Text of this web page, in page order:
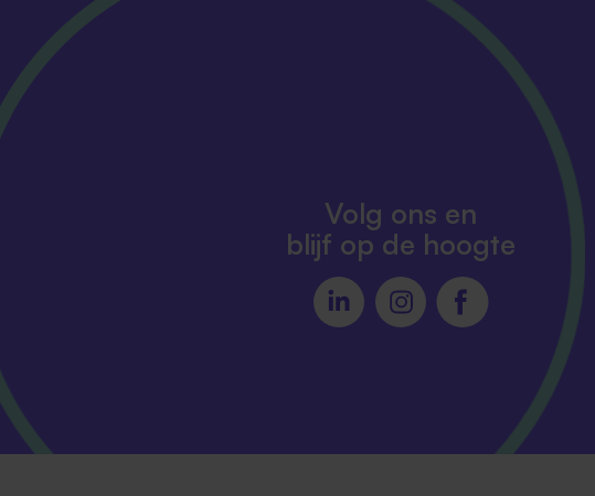
Volg ons en
blijf op de hoogte